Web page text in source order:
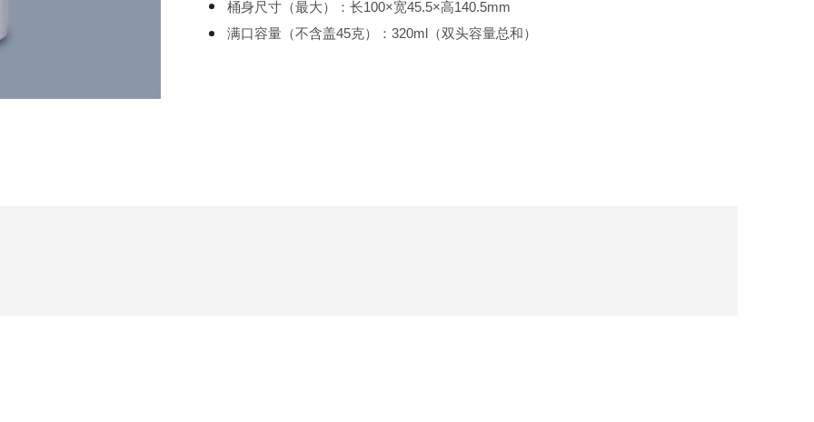
桶身尺寸（最大）：长100×宽45.5×高140.5mm
满口容量（不含盖45克）：320ml（双头容量总和）